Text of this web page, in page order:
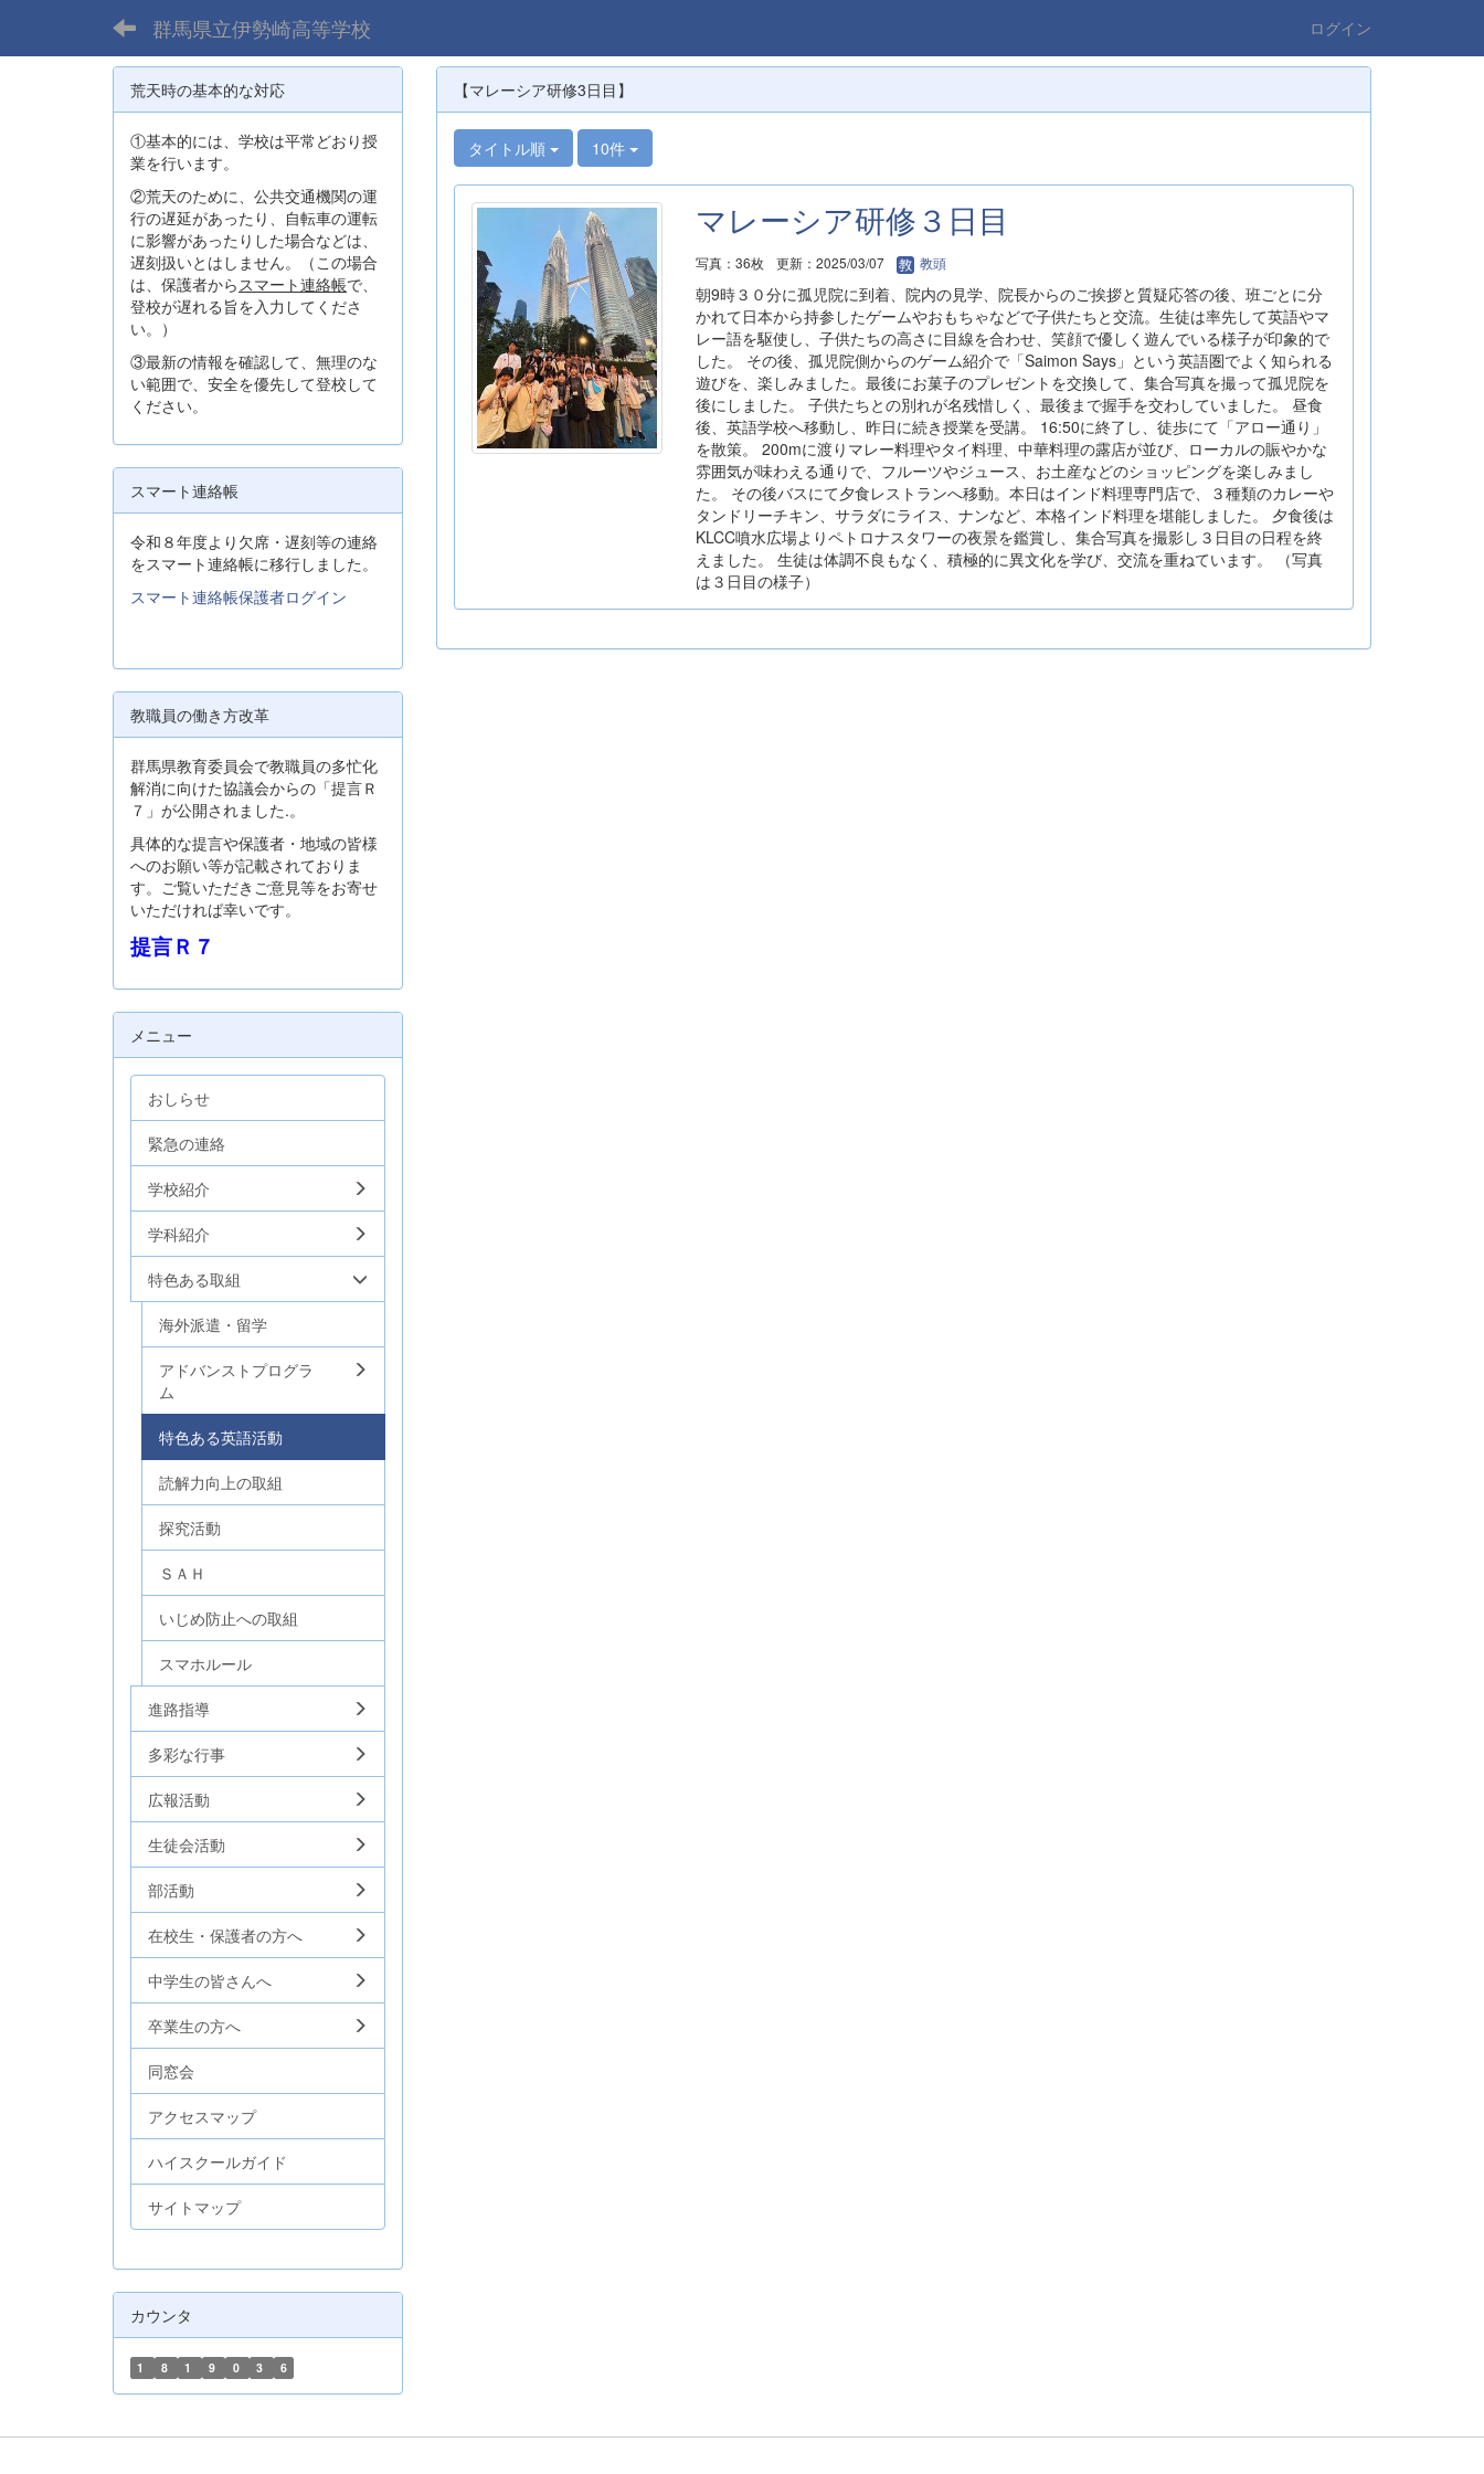
群馬県立伊勢崎高等学校 ログイン
【マレーシア研修3日目】
タイトル順 10件
マレーシア研修３日目
写真：36枚 更新：2025/03/07 教頭
朝9時３０分に孤児院に到着、院内の見学、院長からのご挨拶と質疑応答の後、班ごとに分
かれて日本から持参したゲームやおもちゃなどで子供たちと交流。生徒は率先して英語やマ
レー語を駆使し、子供たちの高さに目線を合わせ、笑顔で優しく遊んでいる様子が印象的で
した。 その後、孤児院側からのゲーム紹介で「Saimon Says」という英語圏でよく知られる
遊びを、楽しみました。最後にお菓子のプレゼントを交換して、集合写真を撮って孤児院を
後にしました。 子供たちとの別れが名残惜しく、最後まで握手を交わしていました。 昼食
後、英語学校へ移動し、昨日に続き授業を受講。 16:50に終了し、徒歩にて「アロー通り」
を散策。 200mに渡りマレー料理やタイ料理、中華料理の露店が並び、ローカルの賑やかな
雰囲気が味わえる通りで、フルーツやジュース、お土産などのショッピングを楽しみまし
た。 その後バスにて夕食レストランへ移動。本日はインド料理専門店で、３種類のカレーや
タンドリーチキン、サラダにライス、ナンなど、本格インド料理を堪能しました。 夕食後は
KLCC噴水広場よりペトロナスタワーの夜景を鑑賞し、集合写真を撮影し３日目の日程を終
えました。 生徒は体調不良もなく、積極的に異文化を学び、交流を重ねています。 （写真
は３日目の様子）
荒天時の基本的な対応
①基本的には、学校は平常どおり授
業を行います。
②荒天のために、公共交通機関の運
行の遅延があったり、自転車の運転
に影響があったりした場合などは、
遅刻扱いとはしません。（この場合
は、保護者からスマート連絡帳で、
登校が遅れる旨を入力してくださ
い。）
③最新の情報を確認して、無理のな
い範囲で、安全を優先して登校して
ください。
スマート連絡帳
令和８年度より欠席・遅刻等の連絡
をスマート連絡帳に移行しました。
スマート連絡帳保護者ログイン
教職員の働き方改革
群馬県教育委員会で教職員の多忙化
解消に向けた協議会からの「提言Ｒ
７」が公開されました.。
具体的な提言や保護者・地域の皆様
へのお願い等が記載されておりま
す。ご覧いただきご意見等をお寄せ
いただければ幸いです。
提言Ｒ７
メニュー
おしらせ
緊急の連絡
学校紹介
学科紹介
特色ある取組
海外派遣・留学
アドバンストプログラ
ム
特色ある英語活動
読解力向上の取組
探究活動
ＳＡＨ
いじめ防止への取組
スマホルール
進路指導
多彩な行事
広報活動
生徒会活動
部活動
在校生・保護者の方へ
中学生の皆さんへ
卒業生の方へ
同窓会
アクセスマップ
ハイスクールガイド
サイトマップ
カウンタ
1 8 1 9 0 3 6